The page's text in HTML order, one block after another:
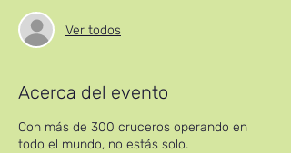
Ver todos
Acerca del evento
Con más de 300 cruceros operando en
todo el mundo, no estás solo.